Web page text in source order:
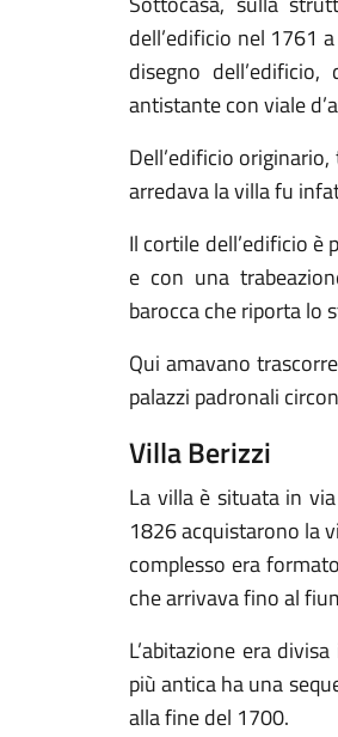
dell’edificio nel 1761
disegno
antistante con viale
Dell’edificio
arredava la villa fu
Il cortile dell’edificio
e con una
barocca che riporta lo
Qui amavano
palazzi padronali
Villa Berizzi
La villa è situata in
1826 acquistarono la
complesso era
che arrivava fino al
L’abitazione era
più antica ha una
alla fine del 1700.